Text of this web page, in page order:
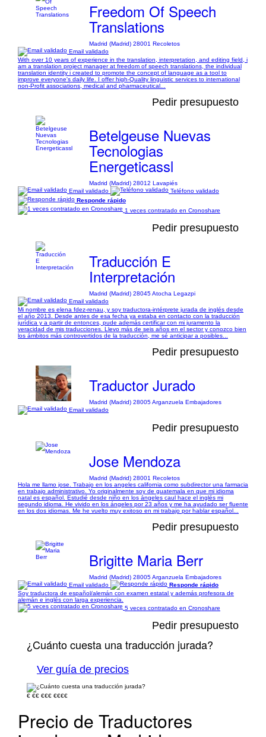
Freedom Of Speech
Translations
Madrid (Madrid) 28001 Recoletos
Email validado
With over 10 years of experience in the translation, interpretation, and editing field, i
am a translation project manager at freedom of speech translations, the individual
translation identity i created to promote the concept of language as a tool to
improve everyone's daily life. I offer high-Quality linguistic services to international
non-Profit associations, medical and pharmaceutical...
Pedir presupuesto
Betelgeuse Nuevas
Tecnologias
Energeticassl
Madrid (Madrid) 28012 Lavapiés
Email validado
Teléfono validado
Responde rápido
1 veces contratado en Cronoshare
Pedir presupuesto
Traducción E
Interpretación
Madrid (Madrid) 28045 Atocha Legazpi
Email validado
Mi nombre es elena fdez-renau, y soy traductora-intérprete jurada de inglés desde
el año 2013. Desde antes de esa fecha ya estaba en contacto con la traducción
jurídica y a partir de entonces, pude además certificar con mi juramento la
veracidad de mis traducciones. Llevo más de seis años en el sector y conozco bien
los ámbitos más controvertidos de la traducción, me sé anticipar a posibles...
Pedir presupuesto
Traductor Jurado
Madrid (Madrid) 28005 Arganzuela Embajadores
Email validado
Pedir presupuesto
Jose Mendoza
Madrid (Madrid) 28001 Recoletos
Hola me llamo jose. Trabajo en los angeles california como subdirector una farmacia
en trabajo administrativo. Yo originalmente soy de guatemala en que mi idioma
natal es español. Estudié desde niño en los ángeles caul hace el inglés mi
segundo idioma. He vivido en los ángeles por 23 años y me ha ayudado ser fluente
en los dos idiomas. Me he vuelto muy exitoso en mi trabajo por hablar español...
Pedir presupuesto
Brigitte Maria Berr
Madrid (Madrid) 28005 Arganzuela Embajadores
Email validado
Responde rápido
Soy traductora de español/alemán con examen estatal y además profesora de
alemán e inglés con larga experiencia.
5 veces contratado en Cronoshare
Pedir presupuesto
¿Cuánto cuesta una traducción jurada?
Ver guía de precios
€ €€ €€€ €€€€
Precio de Traductores